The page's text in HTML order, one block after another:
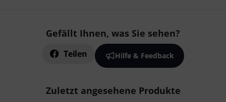
Gefällt Ihnen, was Sie sehen?
Teilen Hilfe & Feedback
Zuletzt angesehene Produkte